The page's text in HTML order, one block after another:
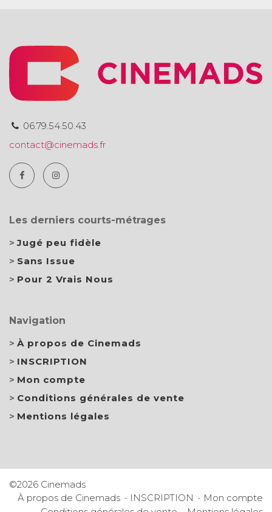
06.79.54.50.43
contact@cinemads.fr
Les derniers courts-métrages
Jugé peu fidèle
Sans Issue
Pour 2 Vrais Nous
Navigation
À propos de Cinemads
INSCRIPTION
Mon compte
Conditions générales de vente
Mentions légales
©2026 Cinemads
À propos de Cinemads
INSCRIPTION
Mon compte